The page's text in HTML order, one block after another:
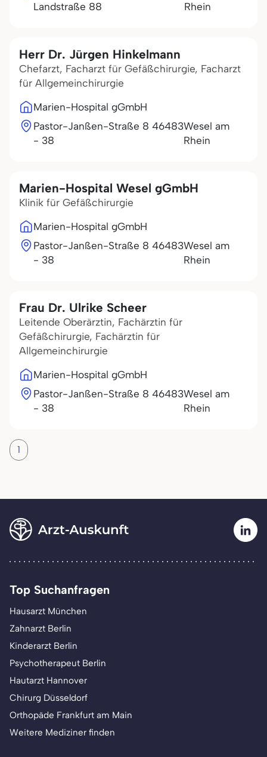
Landstraße 88
Rhein
Herr Dr. Jürgen Hinkelmann
Chefarzt, Facharzt für Gefäßchirurgie, Facharzt
für Allgemeinchirurgie
Marien-Hospital gGmbH
Pastor-Janßen-Straße 8
- 38
46483Wesel am
Rhein
Marien-Hospital Wesel gGmbH
Klinik für Gefäßchirurgie
Marien-Hospital gGmbH
Pastor-Janßen-Straße 8
- 38
46483Wesel am
Rhein
Frau Dr. Ulrike Scheer
Leitende Oberärztin, Fachärztin für
Gefäßchirurgie, Fachärztin für
Allgemeinchirurgie
Marien-Hospital gGmbH
Pastor-Janßen-Straße 8
- 38
46483Wesel am
Rhein
1
Top Suchanfragen
Hausarzt München
Zahnarzt Berlin
Kinderarzt Berlin
Psychotherapeut Berlin
Hautarzt Hannover
Chirurg Düsseldorf
Orthopäde Frankfurt am Main
Weitere Mediziner finden